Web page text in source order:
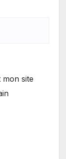
site